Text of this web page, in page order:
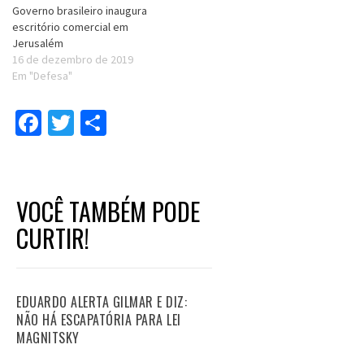
Governo brasileiro inaugura
escritório comercial em
Jerusalém
16 de dezembro de 2019
Em "Defesa"
Facebook
Twitter
VOCÊ TAMBÉM PODE
CURTIR!
EDUARDO ALERTA GILMAR E DIZ:
NÃO HÁ ESCAPATÓRIA PARA LEI
MAGNITSKY